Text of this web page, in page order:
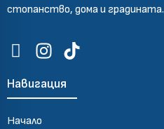
стопанство, дома и градината.
Навигация
Начало